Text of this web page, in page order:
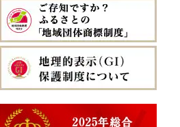
釧路市
苫前町
当別町
占冠村
上士幌町
平取町
西目屋村
大河原町
角田市
涌谷町
東松島市
三川町
大江町
米沢市
桑折町
矢吹町
国見町
檜枝岐村
喜多方市
南相馬市
茨城県（県庁）
坂東市
小美玉市
日立市
大子町
鹿嶋市
長野原町
中之条町
北本市
桶川市
加須市
三郷市
八潮市
越生町
山武市
鴨川市
印西市
神崎町
船橋市
千葉市
江東区
青梅市
国立市
品川区
福生市
小平市
海老名市
相模原市
座間市
二宮町
駒ヶ根市
王滝村
千曲市
辰野町
茅野市
喬木村
東白川村
土岐市
岐阜県（県庁）
下呂市
多治見市
垂井町
東伊豆町
西伊豆町
清水町
南伊豆町
松崎町
湖西市
大府市
半田市
あま市
岩倉市
小牧市
愛西市
豊中市
箕面市
太子町
岬町
千早赤阪村
東大阪市
丹波篠山市
香美町
芦屋市
神戸市
川西市
三田市
大和郡山市
野迫川村
葛城市
三宅町
生駒市
東吉野村
和歌山県（県庁）
みなべ町
かつらぎ町
田辺市
北山村
串本町
東洋町
越知町
安芸市
本山町
土佐清水市
北川村
大木町
直方市
遠賀町
大任町
北九州市
宇美町
益城町
御船町
山都町
阿蘇市
合志市
美里町
小林市
高鍋町
美郷町
諸塚村
都農町
知名町
与論町
錦江町
霧島市
鹿児島県（県庁）
阿久根市
恩納村
伊平屋村
西原町
金武町
宜野座村
名護市